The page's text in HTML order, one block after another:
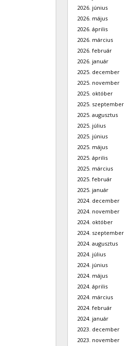
2026. június
2026. május
2026. április
2026. március
2026. február
2026. január
2025. december
2025. november
2025. október
2025. szeptember
2025. augusztus
2025. július
2025. június
2025. május
2025. április
2025. március
2025. február
2025. január
2024. december
2024. november
2024. október
2024. szeptember
2024. augusztus
2024. július
2024. június
2024. május
2024. április
2024. március
2024. február
2024. január
2023. december
2023. november